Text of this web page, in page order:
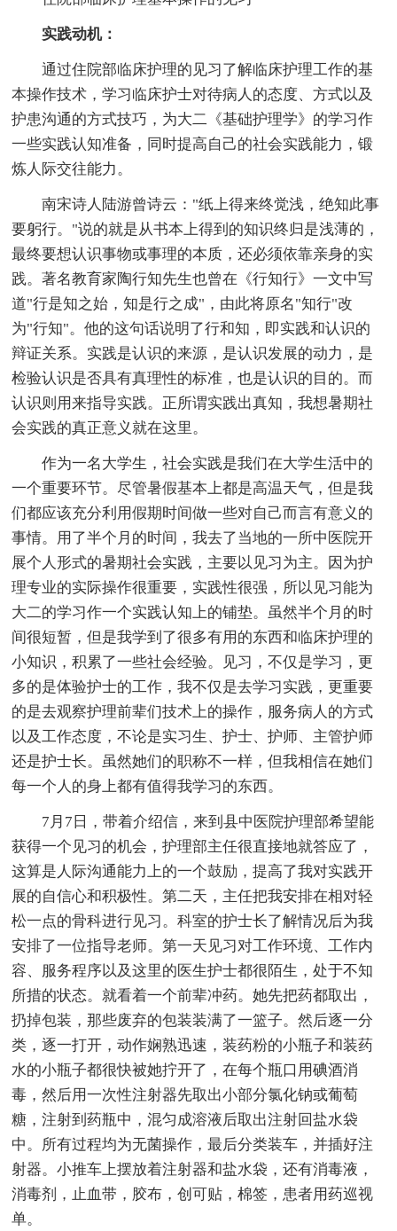
实践动机：
通过住院部临床护理的见习了解临床护理工作的基
本操作技术，学习临床护士对待病人的态度、方式以及
护患沟通的方式技巧，为大二《基础护理学》的学习作
一些实践认知准备，同时提高自己的社会实践能力，锻
炼人际交往能力。
南宋诗人陆游曾诗云："纸上得来终觉浅，绝知此事
要躬行。"说的就是从书本上得到的知识终归是浅薄的，
最终要想认识事物或事理的本质，还必须依靠亲身的实
践。著名教育家陶行知先生也曾在《行知行》一文中写
道"行是知之始，知是行之成"，由此将原名"知行"改
为"行知"。他的这句话说明了行和知，即实践和认识的
辩证关系。实践是认识的来源，是认识发展的动力，是
检验认识是否具有真理性的标准，也是认识的目的。而
认识则用来指导实践。正所谓实践出真知，我想暑期社
会实践的真正意义就在这里。
作为一名大学生，社会实践是我们在大学生活中的
一个重要环节。尽管暑假基本上都是高温天气，但是我
们都应该充分利用假期时间做一些对自己而言有意义的
事情。用了半个月的时间，我去了当地的一所中医院开
展个人形式的暑期社会实践，主要以见习为主。因为护
理专业的实际操作很重要，实践性很强，所以见习能为
大二的学习作一个实践认知上的铺垫。虽然半个月的时
间很短暂，但是我学到了很多有用的东西和临床护理的
小知识，积累了一些社会经验。见习，不仅是学习，更
多的是体验护士的工作，我不仅是去学习实践，更重要
的是去观察护理前辈们技术上的操作，服务病人的方式
以及工作态度，不论是实习生、护士、护师、主管护师
还是护士长。虽然她们的职称不一样，但我相信在她们
每一个人的身上都有值得我学习的东西。
7月7日，带着介绍信，来到县中医院护理部希望能
获得一个见习的机会，护理部主任很直接地就答应了，
这算是人际沟通能力上的一个鼓励，提高了我对实践开
展的自信心和积极性。第二天，主任把我安排在相对轻
松一点的骨科进行见习。科室的护士长了解情况后为我
安排了一位指导老师。第一天见习对工作环境、工作内
容、服务程序以及这里的医生护士都很陌生，处于不知
所措的状态。就看着一个前辈冲药。她先把药都取出，
扔掉包装，那些废弃的包装装满了一篮子。然后逐一分
类，逐一打开，动作娴熟迅速，装药粉的小瓶子和装药
水的小瓶子都很快被她拧开了，在每个瓶口用碘酒消
毒，然后用一次性注射器先取出小部分氯化钠或葡萄
糖，注射到药瓶中，混匀成溶液后取出注射回盐水袋
中。所有过程均为无菌操作，最后分类装车，并插好注
射器。小推车上摆放着注射器和盐水袋，还有消毒液，
消毒剂，止血带，胶布，创可贴，棉签，患者用药巡视
单。